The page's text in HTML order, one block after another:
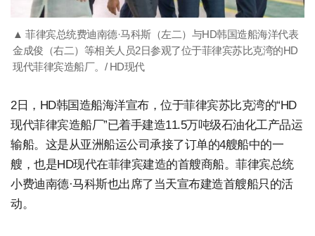
▲ 菲律宾总统费迪南德·马科斯（左二）与HD韩国造船海洋代表
金成俊（右二）等相关人员2日参观了位于菲律宾苏比克湾的HD
现代菲律宾造船厂。/ HD现代
2日，HD韩国造船海洋宣布，位于菲律宾苏比克湾的“HD
现代菲律宾造船厂”已着手建造11.5万吨级石油化工产品运
输船。这是从亚洲船运公司承接了订单的4艘船中的一
艘，也是HD现代在菲律宾建造的首艘商船。菲律宾总统
小费迪南德·马科斯也出席了当天宣布建造首艘船只的活
动。